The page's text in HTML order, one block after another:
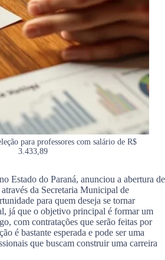
para professores com salário de R$
3.433,89
Estado do Paraná, anunciou a abertura de
da Secretaria Municipal de
para quem deseja se tornar
já que o objetivo principal é formar um
com contratações que serão feitas por
é bastante esperada e pode ser uma
que buscam construir uma carreira